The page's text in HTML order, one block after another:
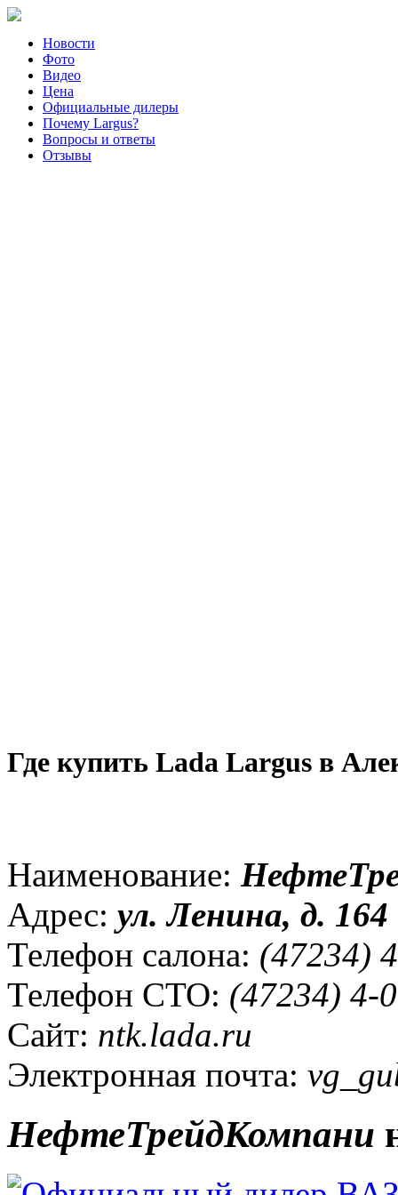
Новости
Фото
Видео
Цена
Официальные дилеры
Почему Largus?
Вопросы и ответы
Отзывы
Где купить Lada Largus в
Наименование:
Адрес: ул. Ленина, д. 164
Телефон салона: (47234)
Телефон СТО: (47234) 4-
Сайт: ntk.lada.ru
Электронная почта:
НефтеТрейдКомпани